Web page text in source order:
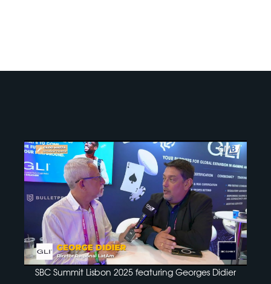
SBC Summit Lisbon 2025 featuring Georges Didier